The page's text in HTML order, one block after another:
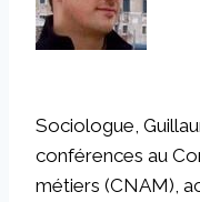
Sociologue,
conférences au
métiers (CNAM),